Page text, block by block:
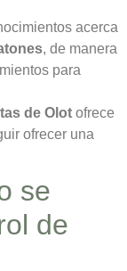
acerca
, de manera
para
de Olot ofrece
ofrecer una
se
de